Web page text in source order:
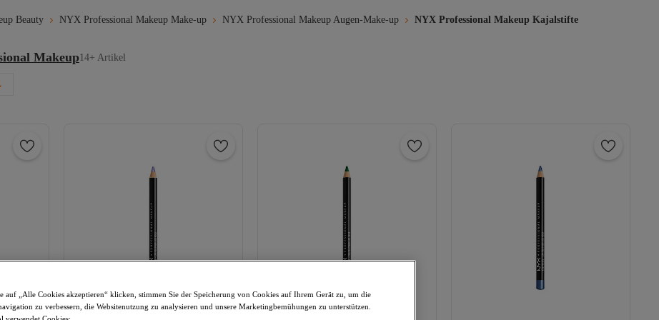
Beauty NYX Professional Makeup Make-up NYX Professional Makeup Augen-Make-up NYX Professional Makeup Kajalstifte
Makeup14+ Artikel
auf „Alle Cookies akzeptieren“ klicken, stimmen Sie der Speicherung von Cookies auf Ihrem Gerät zu, um die
zu verbessern, die Websitenutzung zu analysieren und unsere Marketingbemühungen zu unterstützen.